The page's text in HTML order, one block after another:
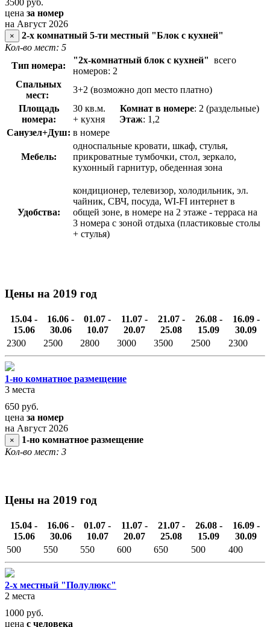
3500 руб.
цена за номер
на Август 2026
×
2-х комнатный 5-ти местный "Блок с кухней"
Кол-во мест: 5
Тип номера:
"2х-комнатный блок с кухней" всего
номеров: 2
Спальных
мест:
3+2 (возможно доп место платно)
Площадь
номера:
30 кв.м. Комнат в номере: 2 (раздельные)
+ кухня Этаж: 1,2
Санузел+Душ: в номере
Мебель:
односпальные кровати, шкаф, стулья,
прикроватные тумбочки, стол, зеркало,
кухонный гарнитур, обеденная зона
Удобства:
кондиционер, телевизор, холодильник, эл.
чайник, СВЧ, посуда, WI-FI интернет в
общей зоне, в номере на 2 этаже - терраса на
3 номера с зоной отдыха (пластиковые столы
+ стулья)
Цены на 2019 год
15.04 -
15.06
16.06 -
30.06
01.07 -
10.07
11.07 -
20.07
21.07 -
25.08
26.08 -
15.09
16.09 -
30.09
2300
2500 2800 3000 3500 2500 2300
1-но комнатное размещение
3 места
650 руб.
цена за номер
на Август 2026
×
1-но комнатное размещение
Кол-во мест: 3
Цены на 2019 год
15.04 -
15.06
16.06 -
30.06
01.07 -
10.07
11.07 -
20.07
21.07 -
25.08
26.08 -
15.09
16.09 -
30.09
500
550 550 600 650 500 400
2-х местный "Полулюкс"
2 места
1000 руб.
цена с человека